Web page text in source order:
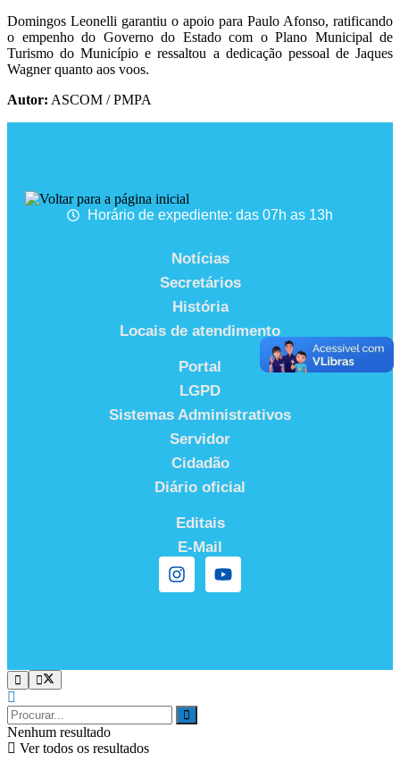
Domingos Leonelli garantiu o apoio para Paulo Afonso, ratificando
o empenho do Governo do Estado com o Plano Municipal de
Turismo do Município e ressaltou a dedicação pessoal de Jaques
Wagner quanto aos voos.
Autor: ASCOM / PMPA
Horário de expediente: das 07h as 13h
Notícias
Secretários
História
Locais de atendimento
Portal
LGPD
Sistemas Administrativos
Servidor
Cidadão
Diário oficial
Editais
E-Mail
Nenhum resultado
Ver todos os resultados